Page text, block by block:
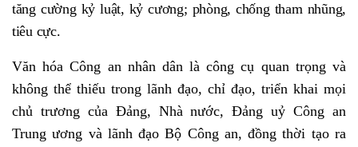
tăng cường kỷ luật, kỷ cương; phòng, chống tham nhũng,
tiêu cực.
Văn hóa Công an nhân dân là công cụ quan trọng và
không thể thiếu trong lãnh đạo, chỉ đạo, triển khai mọi
chủ trương của Đảng, Nhà nước, Đảng uỷ Công an
Trung ương và lãnh đạo Bộ Công an, đồng thời tạo ra